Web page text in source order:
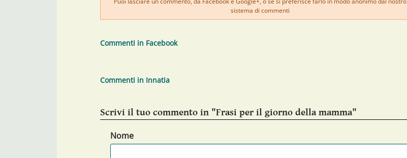
sistema di commenti
Commenti in Facebook
Commenti in Innatia
Scrivi il tuo commento in "Frasi per il giorno della mamma"
Nome